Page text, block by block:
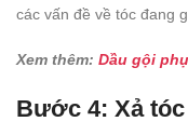
các vấn đề về tóc đang
Xem thêm: Dầu gội
Bước 4: Xả